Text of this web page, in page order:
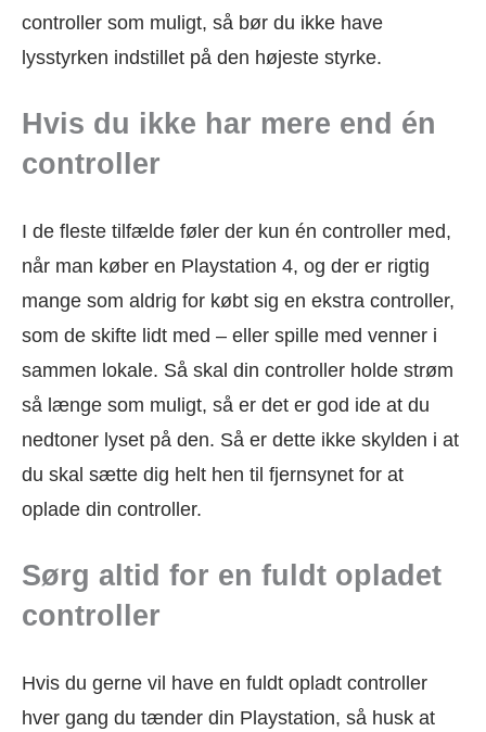
controller som muligt, så bør du ikke have
lysstyrken indstillet på den højeste styrke.
Hvis du ikke har mere end én
controller
I de fleste tilfælde føler der kun én controller med,
når man køber en Playstation 4, og der er rigtig
mange som aldrig for købt sig en ekstra controller,
som de skifte lidt med – eller spille med venner i
sammen lokale. Så skal din controller holde strøm
så længe som muligt, så er det er god ide at du
nedtoner lyset på den. Så er dette ikke skylden i at
du skal sætte dig helt hen til fjernsynet for at
oplade din controller.
Sørg altid for en fuldt opladet
controller
Hvis du gerne vil have en fuldt opladt controller
hver gang du tænder din Playstation, så husk at